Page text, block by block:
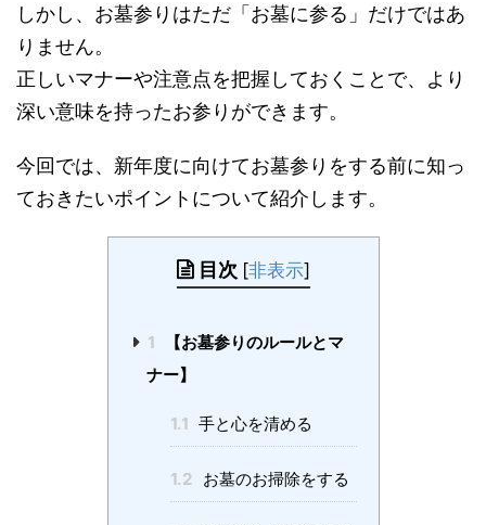
しかし、お墓参りはただ「お墓に参る」だけではあ
りません。
正しいマナーや注意点を把握しておくことで、より
深い意味を持ったお参りができます。
今回では、新年度に向けてお墓参りをする前に知っ
ておきたいポイントについて紹介します。
目次 [非表示]
1
【お墓参りのルールとマ
ナー】
1.1 手と心を清める
1.2 お墓のお掃除をする